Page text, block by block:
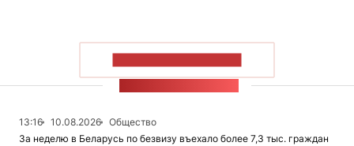
13:16 10.08.2026
Общество
За неделю в Беларусь по безвизу въехало более 7,3 тыс. граждан